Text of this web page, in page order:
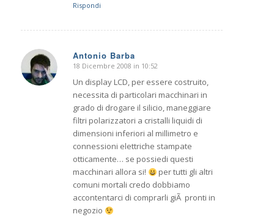
Rispondi
Antonio Barba
dice:
18 Dicembre 2008 in 10:52
Un display LCD, per essere costruito,
necessita di particolari macchinari in
grado di drogare il silicio, maneggiare
filtri polarizzatori a cristalli liquidi di
dimensioni inferiori al millimetro e
connessioni elettriche stampate
otticamente… se possiedi questi
macchinari allora si!
per tutti gli altri
comuni mortali credo dobbiamo
accontentarci di comprarli giÃ pronti in
negozio